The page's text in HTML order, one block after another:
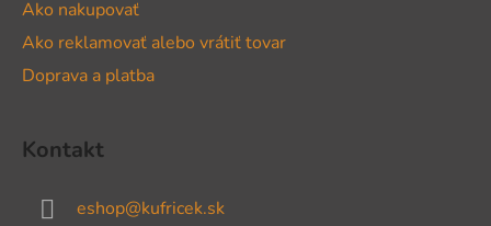
Ako nakupovať
Ako reklamovať alebo vrátiť tovar
Doprava a platba
Kontakt
eshop@kufricek.sk